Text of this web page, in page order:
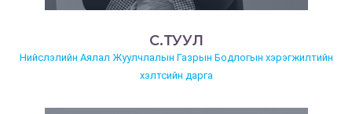
С.ТУУЛ
Нийслэлийн Аялал Жуулчлалын Газрын Бодлогын хэрэгжилтийн
хэлтсийн дарга